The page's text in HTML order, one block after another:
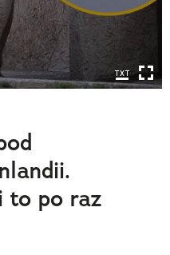
to po raz